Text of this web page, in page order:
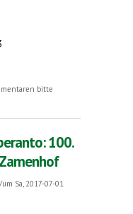
von Erfinder
bitte
100.
Sa, 2017-07-01